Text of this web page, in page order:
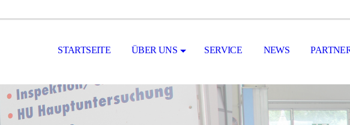
STARTSEITE ÜBER UNS SERVICE NEWS